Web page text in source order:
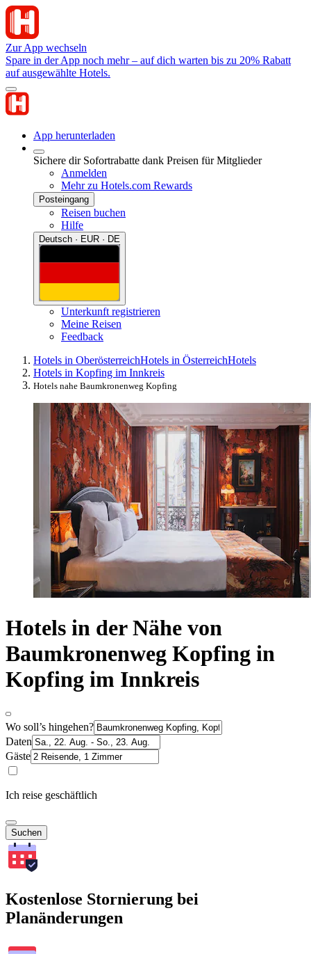
Zur App wechseln
Spare in der App noch mehr – auf dich warten bis zu 20% Rabatt
auf ausgewählte Hotels.
App herunterladen
Sichere dir Sofortrabatte dank Preisen für Mitglieder
Anmelden
Mehr zu Hotels.com Rewards
Posteingang
Reisen buchen
Hilfe
Deutsch · EUR · DE
Unterkunft registrieren
Meine Reisen
Feedback
Hotels in OberösterreichHotels in ÖsterreichHotels
Hotels in Kopfing im Innkreis
Hotels nahe Baumkronenweg Kopfing
Hotels in der Nähe von
Baumkronenweg Kopfing in
Kopfing im Innkreis
Wo soll’s hingehen?
Daten
Gäste
Ich reise geschäftlich
Suchen
Kostenlose Stornierung bei
Planänderungen